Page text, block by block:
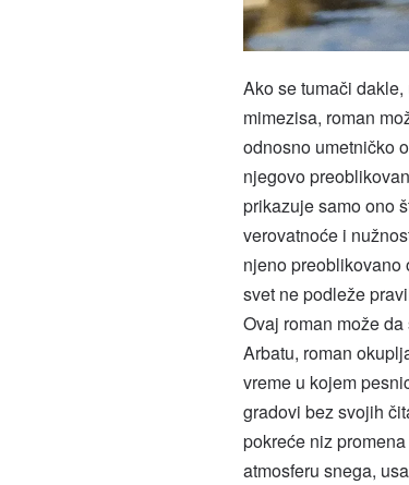
Ako se tumači
mimezisa, roman
odnosno umetničko
njegovo
prikazuje samo ono
verovatnoće i
njeno preoblikovano
svet ne podleže
Ovaj roman može
Arbatu, roman
vreme u kojem
gradovi bez svojih
pokreće niz
atmosferu snega,